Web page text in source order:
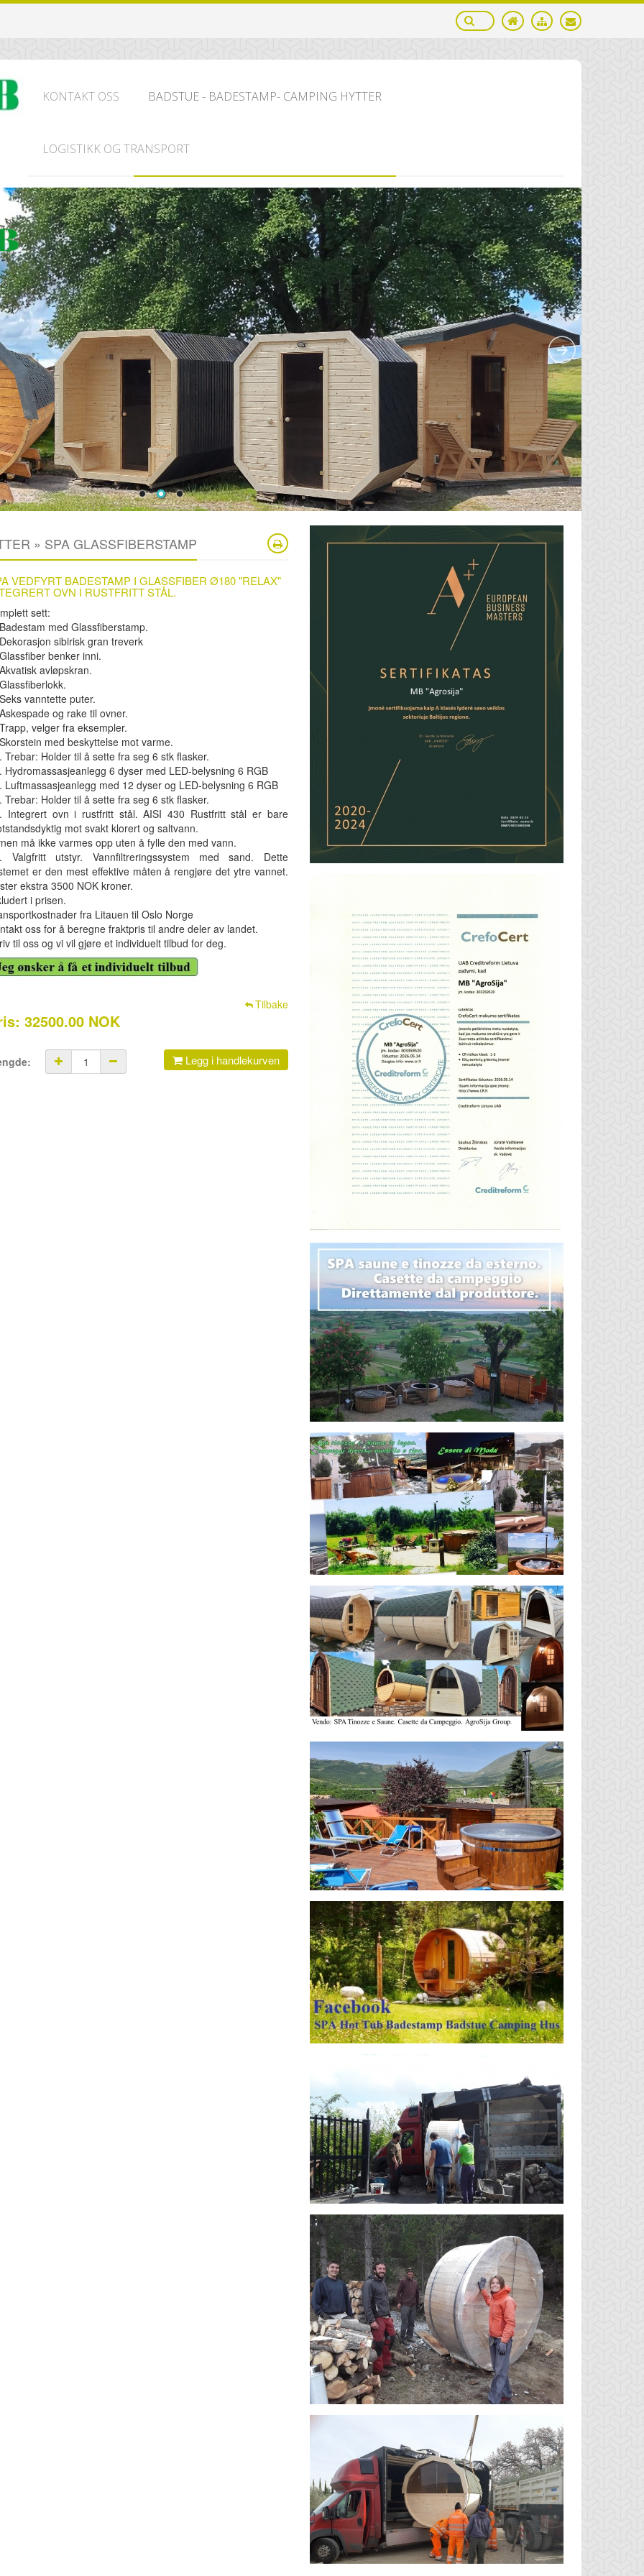
KONTAKT OSS BADSTUE - BADESTAMP- CAMPING HYTTER
LOGISTIKK OG TRANSPORT
» SPA GLASSFIBERSTAMP
VEDFYRT BADESTAMP I GLASSFIBER Ø180 "RELAX"
OVN I RUSTFRITT STÅL.
sett:
med Glassfiberstamp.
sibirisk gran treverk
benker inni.
avløpskran.
vanntette puter.
og rake til ovner.
velger fra eksempler.
med beskyttelse mot varme.
Trebar: Holder til å sette fra seg 6 stk flasker.
Hydromassasjeanlegg 6 dyser med LED-belysning 6 RGB
Luftmassasjeanlegg med 12 dyser og LED-belysning 6 RGB
Trebar: Holder til å sette fra seg 6 stk flasker.
Integrert ovn i rustfritt stål. AISI 430 Rustfritt stål er bare
mot svakt klorert og saltvann.
må ikke varmes opp uten å fylle den med vann.
Valgfritt utstyr. Vannfiltreringssystem med sand. Dette
er den mest effektive måten å rengjøre det ytre vannet.
ekstra 3500 NOK kroner.
i prisen.
fra Litauen til Oslo Norge
oss for å beregne fraktpris til andre deler av landet.
til oss og vi vil gjøre et individuelt tilbud for deg.
Tilbake
32500.00 NOK
Legg i handlekurven